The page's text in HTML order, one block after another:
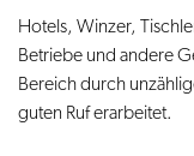
Hotels, Winzer,
Betriebe und andere
Bereich durch
guten Ruf erarbeitet.